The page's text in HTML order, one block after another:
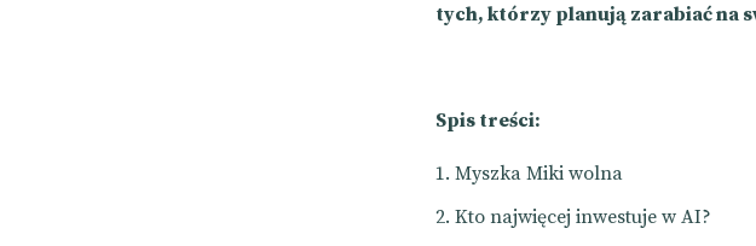
tych, którzy planują zarabiać na
Spis treści:
Myszka Miki wolna
Kto najwięcej inwestuje w AI?